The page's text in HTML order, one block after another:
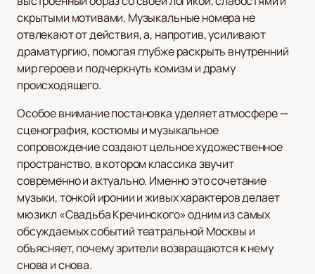
скрытыми мотивами. Музыкальные номера не
отвлекают от действия, а, напротив, усиливают
драматургию, помогая глубже раскрыть внутренний
мир героев и подчеркнуть комизм и драму
происходящего.
Особое внимание постановка уделяет атмосфере —
сценография, костюмы и музыкальное
сопровождение создают цельное художественное
пространство, в котором классика звучит
современно и актуально. Именно это сочетание
музыки, тонкой иронии и живых характеров делает
мюзикл «Свадьба Кречинского» одним из самых
обсуждаемых событий театральной Москвы и
объясняет, почему зрители возвращаются к нему
снова и снова.